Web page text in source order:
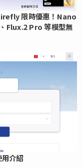
限時優惠！Nano
Flux.2 Pro 等模型無
介紹